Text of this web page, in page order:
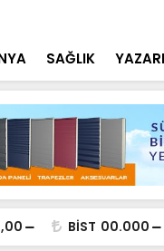
SAĞLIK
BİST 00.000